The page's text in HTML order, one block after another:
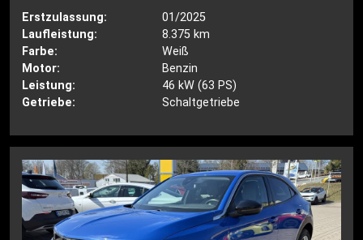
Erstzulassung:
01/2025
Laufleistung:
8.375 km
Farbe:
Weiß
Motor:
Benzin
Leistung:
46 kW (63 PS)
Getriebe:
Schaltgetriebe